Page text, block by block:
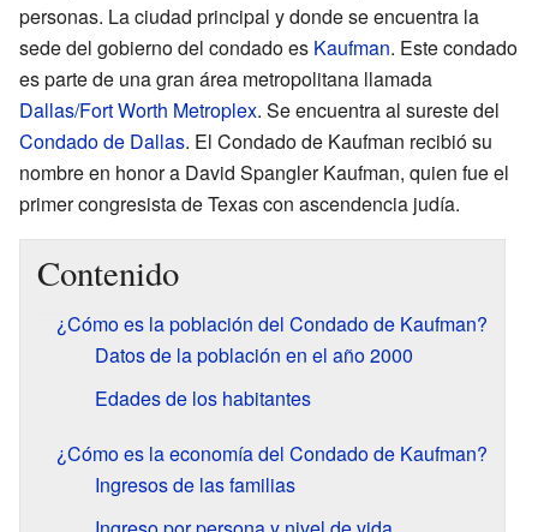
personas. La ciudad principal y donde se encuentra la
sede del gobierno del condado es Kaufman. Este condado
es parte de una gran área metropolitana llamada
Dallas/Fort Worth Metroplex. Se encuentra al sureste del
Condado de Dallas. El Condado de Kaufman recibió su
nombre en honor a David Spangler Kaufman, quien fue el
primer congresista de Texas con ascendencia judía.
Contenido
¿Cómo es la población del Condado de Kaufman?
Datos de la población en el año 2000
Edades de los habitantes
¿Cómo es la economía del Condado de Kaufman?
Ingresos de las familias